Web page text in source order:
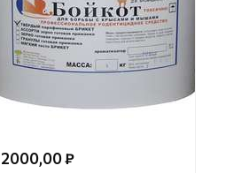
2000,00 ₽